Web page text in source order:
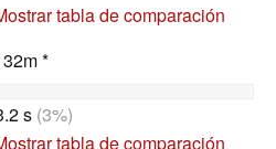
tabla de comparación
*
s (3%)
tabla de comparación